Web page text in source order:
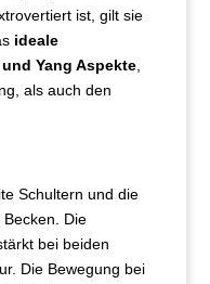
ist, gilt sie
ideale
Yang Aspekte,
als auch den
Schultern und die
Die
bei beiden
Die Bewegung bei